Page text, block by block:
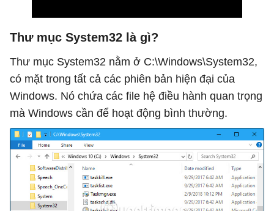
Thư mục System32 là gì?
Thư mục System32 nằm ở C:\Windows\System32,
có mặt trong tất cả các phiên bản hiện đại của
Windows. Nó chứa các file hệ điều hành quan trọng
mà Windows cần để hoạt động bình thường.